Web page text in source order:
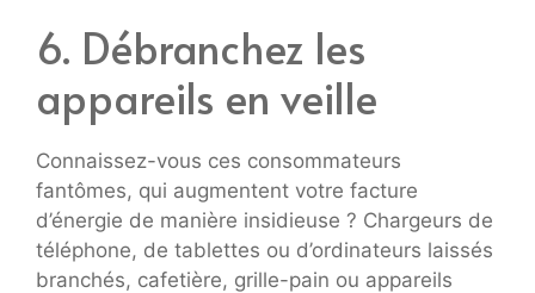
6. Débranchez les
appareils en veille
Connaissez-vous ces consommateurs
fantômes, qui augmentent votre facture
d’énergie de manière insidieuse ? Chargeurs de
téléphone, de tablettes ou d’ordinateurs laissés
branchés, cafetière, grille-pain ou appareils